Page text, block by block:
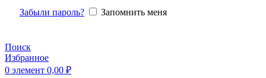
Забыли пароль? Запомнить меня
Поиск
Избранное
0 элемент 0,00 ₽